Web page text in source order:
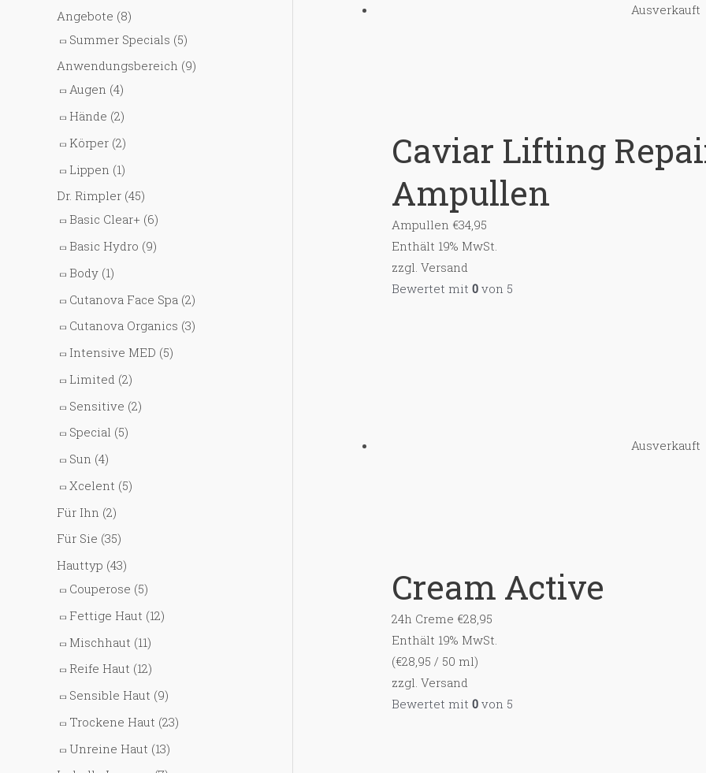
Angebote (8)
Summer Specials (5)
Anwendungsbereich (9)
Augen (4)
Hände (2)
Körper (2)
Lippen (1)
Dr. Rimpler (45)
Basic Clear+ (6)
Basic Hydro (9)
Body (1)
Cutanova Face Spa (2)
Cutanova Organics (3)
Intensive MED (5)
Limited (2)
Sensitive (2)
Special (5)
Sun (4)
Xcelent (5)
Für Ihn (2)
Für Sie (35)
Hauttyp (43)
Couperose (5)
Fettige Haut (12)
Mischhaut (11)
Reife Haut (12)
Sensible Haut (9)
Trockene Haut (23)
Unreine Haut (13)
Ausverkauft
Caviar Lifting
Ampullen
Ampullen €34,95
Enthält 19% MwSt.
zzgl. Versand
Bewertet mit 0 von 5
Ausverkauft
Cream Active
24h Creme €28,95
Enthält 19% MwSt.
(€28,95 / 50 ml)
zzgl. Versand
Bewertet mit 0 von 5